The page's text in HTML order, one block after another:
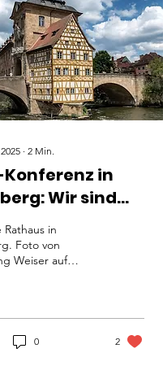
Kontext
sind gezielten
auf
Weise
Sprachliche
und fehlendes
über
∙ 2 Min.
Konferenz in
Wir sind
Beiträgen
Rathaus in
Foto von
Weiser auf
0 2